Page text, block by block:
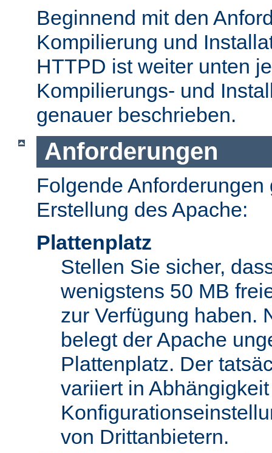
Beginnend mit den
Kompilierung und
HTTPD ist weiter unten
Kompilierungs- und
genauer beschrieben.
Anforderungen
Folgende Anforderungen
Erstellung des Apache:
Plattenplatz
Stellen Sie sicher,
wenigstens 50 MB
zur Verfügung haben.
belegt der Apache
Plattenplatz. Der
variiert in
von Drittanbietern.